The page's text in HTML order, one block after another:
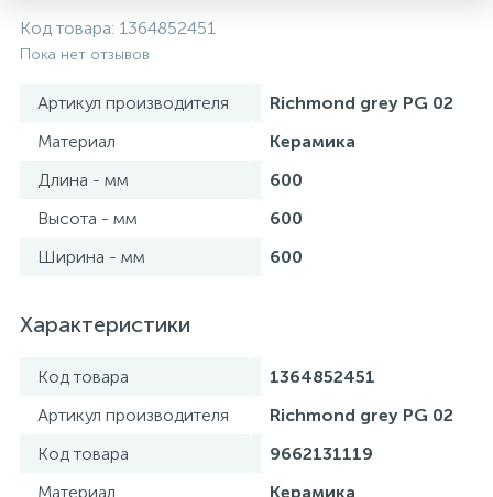
Код товара: 1364852451
Пока нет отзывов
Артикул производителя
Richmond grey PG 02
Материал
Керамика
Длина - мм
600
Высота - мм
600
Ширина - мм
600
Характеристики
Код товара
1364852451
Артикул производителя
Richmond grey PG 02
Код товара
9662131119
Материал
Керамика
Системы контроля протечки воды